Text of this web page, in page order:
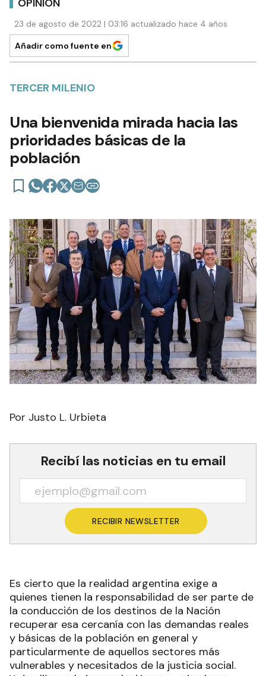
23 de agosto de 2022 | 03:16 actualizado hace 4 años
Añadir como fuente en
TERCER MILENIO
Una bienvenida mirada hacia las
prioridades básicas de la
población
Por Justo L. Urbieta
Recibí las noticias en tu email
RECIBIR NEWSLETTER
Es cierto que la realidad argentina exige a
quienes tienen la responsabilidad de ser parte de
la conducción de los destinos de la Nación
recuperar esa cercanía con las demandas reales
y básicas de la población en general y
particularmente de aquellos sectores más
vulnerables y necesitados de la justicia social.